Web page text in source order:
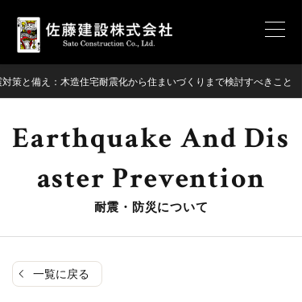
策と備え：木造住宅耐震化から住まいづくりまで検討すべきこと
Earthquake And Dis
Aster Prevention
耐震・防災について
一覧に戻る